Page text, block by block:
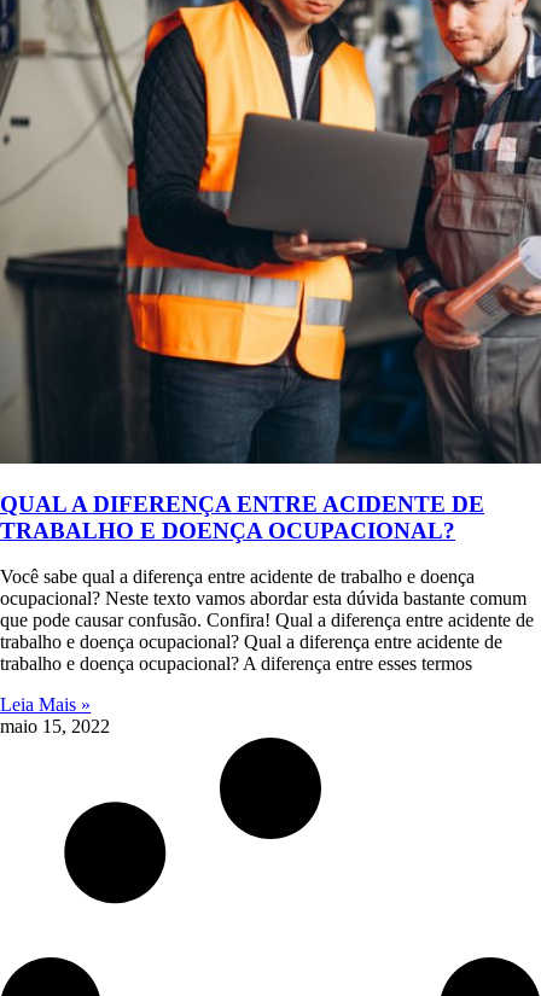
QUAL A DIFERENÇA ENTRE ACIDENTE DE
TRABALHO E DOENÇA OCUPACIONAL?
Você sabe qual a diferença entre acidente de trabalho e doença
ocupacional? Neste texto vamos abordar esta dúvida bastante comum
que pode causar confusão. Confira! Qual a diferença entre acidente de
trabalho e doença ocupacional? Qual a diferença entre acidente de
trabalho e doença ocupacional? A diferença entre esses termos
Leia Mais »
maio 15, 2022